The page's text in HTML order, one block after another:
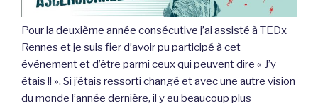
Pour la deuxième année consécutive j’ai assisté à TEDx
Rennes et je suis fier d’avoir pu participé à cet
événement et d’être parmi ceux qui peuvent dire « J’y
étais !! ». Si j’étais ressorti changé et avec une autre vision
du monde l’année dernière, il y eu beaucoup plus